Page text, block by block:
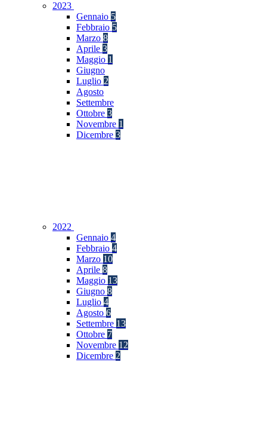
2023
Gennaio 5
Febbraio 5
Marzo 8
Aprile 3
Maggio 1
Giugno
Luglio 2
Agosto
Settembre
Ottobre 3
Novembre 1
Dicembre 3
2022
Gennaio 4
Febbraio 4
Marzo 10
Aprile 8
Maggio 13
Giugno 8
Luglio 4
Agosto 6
Settembre 13
Ottobre 7
Novembre 12
Dicembre 2